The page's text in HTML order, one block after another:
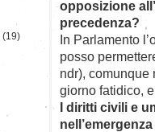
opposizione
precedenza?
In Parlamento
posso
ndr), comunque
giorno fatidico,
I diritti civili e
(19)